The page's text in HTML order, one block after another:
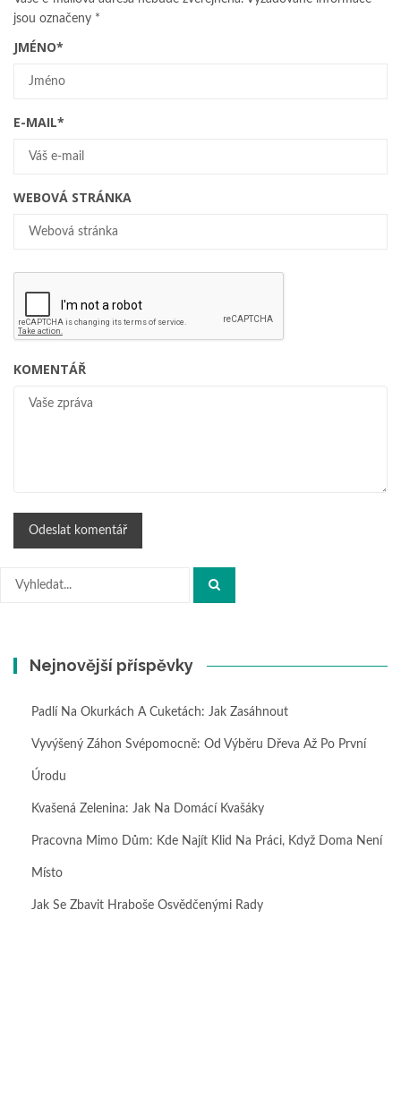
jsou označeny *
JMÉNO*
E-MAIL*
WEBOVÁ STRÁNKA
KOMENTÁŘ
Hledat:
Nejnovější příspěvky
Padlí Na Okurkách A Cuketách: Jak Zasáhnout
Vyvýšený Záhon Svépomocně: Od Výběru Dřeva Až Po První
Úrodu
Kvašená Zelenina: Jak Na Domácí Kvašáky
Pracovna Mimo Dům: Kde Najít Klid Na Práci, Když Doma Není
Místo
Jak Se Zbavit Hraboše Osvědčenými Rady